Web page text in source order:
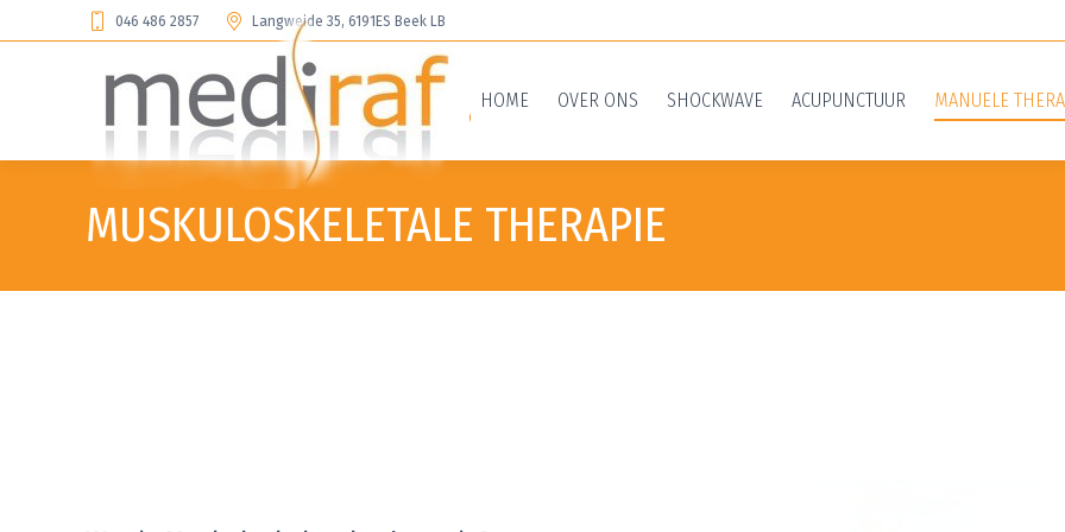
046 486 2857 Langweide 35, 6191ES Beek LB
HOME OVER ONS SHOCKWAVE ACUPUNCTUUR MANUELE
MUSKULOSKELETALE THERAPIE